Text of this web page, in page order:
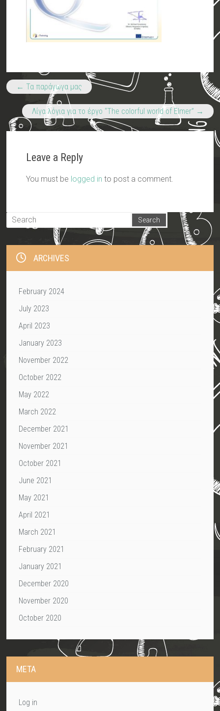
← Τα παράγωγα μας
Λίγα λόγια για το έργο “The colorful world of Elmer” →
Leave a Reply
You must be logged in to post a comment.
ARCHIVES
February 2024
July 2023
April 2023
January 2023
November 2022
October 2022
May 2022
March 2022
December 2021
November 2021
October 2021
June 2021
May 2021
April 2021
March 2021
February 2021
January 2021
December 2020
November 2020
October 2020
META
Log in